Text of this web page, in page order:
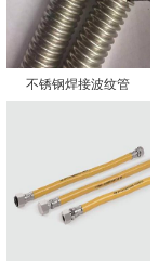
不锈钢焊接波纹管